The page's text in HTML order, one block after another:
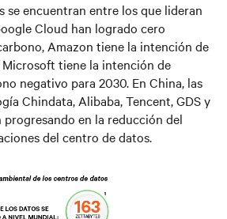
se encuentran entre los que lideran
Cloud han logrado cero
Amazon tiene la intención de
tiene la intención de
negativo para 2030. En China, las
Chindata, Alibaba, Tencent, GDS y
en la reducción del
del centro de datos.